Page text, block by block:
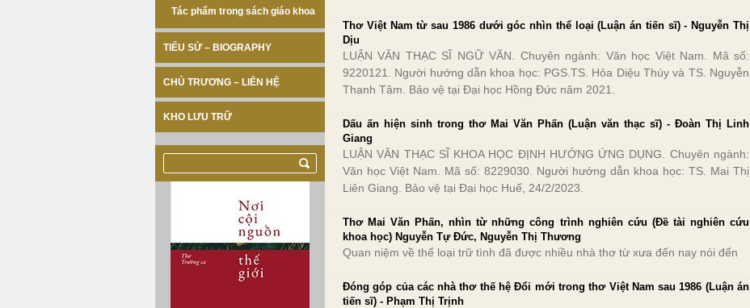
Tác phẩm trong sách giáo khoa
TIỂU SỬ – BIOGRAPHY
CHỦ TRƯƠNG – LIÊN HỆ
KHO LƯU TRỮ
Thơ Việt Nam từ sau 1986 dưới góc nhìn thể loại (Luận án tiến sĩ) - Nguyễn Thị
Dịu
LUẬN VĂN THẠC SĨ NGỮ VĂN. Chuyên ngành: Văn học Việt Nam. Mã số:
9220121. Người hướng dẫn khoa học: PGS.TS. Hỏa Diệu Thúy và TS. Nguyễn
Thanh Tâm. Bảo vệ tại Đại học Hồng Đức năm 2021.
Dấu ấn hiện sinh trong thơ Mai Văn Phấn (Luận văn thạc sĩ) - Đoàn Thị Linh
Giang
LUẬN VĂN THẠC SĨ KHOA HỌC ĐỊNH HƯỚNG ỨNG DỤNG. Chuyên ngành:
Văn học Việt Nam. Mã số: 8229030. Người hướng dẫn khoa học: TS. Mai Thị
Liên Giang. Bảo vệ tại Đại học Huế, 24/2/2023.
Thơ Mai Văn Phấn, nhìn từ những công trình nghiên cứu (Đề tài nghiên cứu
khoa học) Nguyễn Tự Đức, Nguyễn Thị Thương
Quan niệm về thể loại trữ tình đã được nhiều nhà thơ từ xưa đến nay nói đến
Đóng góp của các nhà thơ thế hệ Đổi mới trong thơ Việt Nam sau 1986 (Luận án
tiến sĩ) - Phạm Thị Trịnh